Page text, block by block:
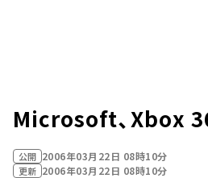
Microsoft、Xbox
公開 2006年03月22日 08時10分
更新 2006年03月22日 08時10分